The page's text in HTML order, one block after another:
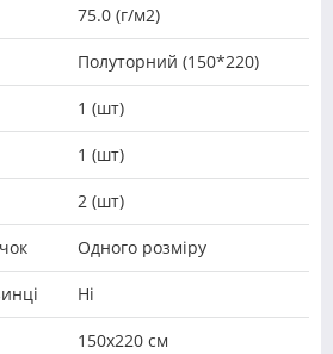
75.0 (г/м2)
Полуторний (150*220)
1 (шт)
1 (шт)
2 (шт)
Одного розміру
Ні
150х220 см